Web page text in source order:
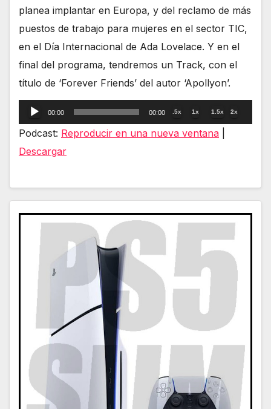
planea implantar en Europa, y del reclamo de más
puestos de trabajo para mujeres en el sector TIC,
en el Día Internacional de Ada Lovelace. Y en el
final del programa, tendremos un Track, con el
título de ‘Forever Friends’ del autor ‘Apollyon’.
Reproductor
de
00:00 00:00 .5x 1x 1.5x 2x
Podcast: Reproducir en una nueva ventana
Descargar